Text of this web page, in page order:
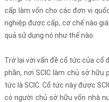
cấp làm vốn cho các đơn vị
nghiệp được cấp, cơ chế nào
quả sử dụng nó như thế nào.
Trở lại với vấn đề cổ tức của cổ
phần, nơi SCIC làm chủ sở hữu
tức là SCIC. Cổ tức này được
có người chủ sở hữu vốn nhà